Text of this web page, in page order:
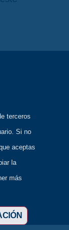
terceros
Si no
aceptas
la
más